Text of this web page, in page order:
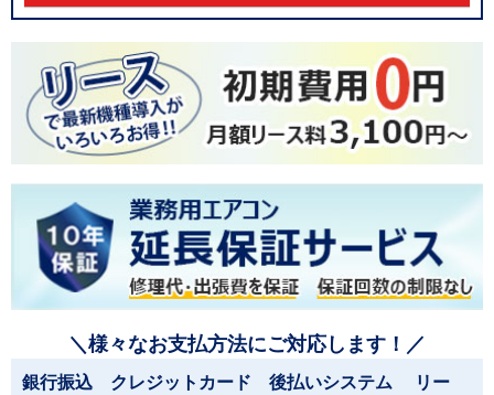
＼様々なお支払方法にご対応します！／
銀行振込 クレジットカード 後払いシステム リー